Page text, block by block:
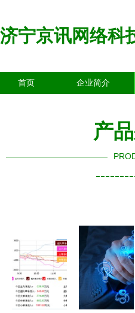
济宁京讯网络科
首页 企业简介
产